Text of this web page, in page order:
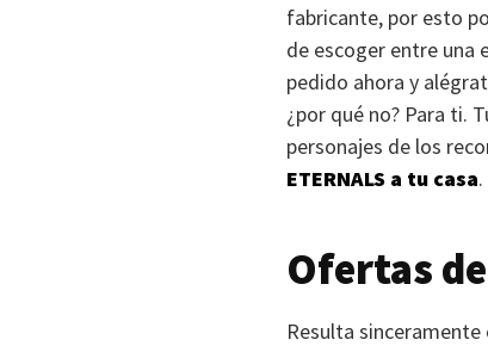
fabricante, por esto
de escoger entre una
pedido ahora y
¿por qué no? Para ti.
personajes de los
ETERNALS a tu casa.
Ofertas
Resulta